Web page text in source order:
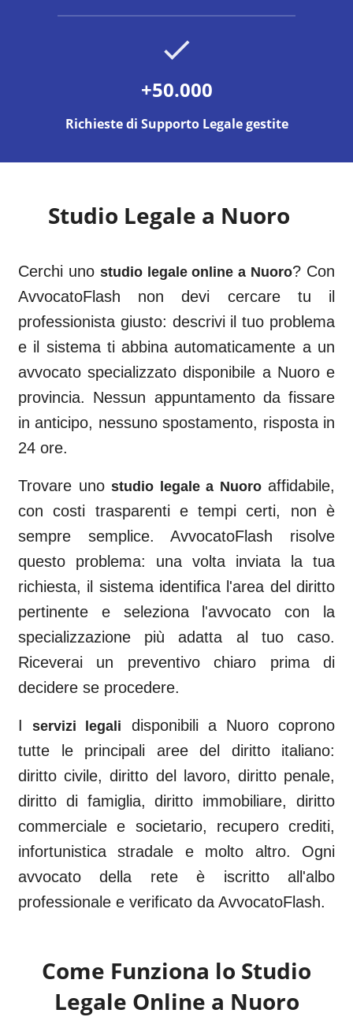
+50.000
Richieste di Supporto Legale gestite
Studio Legale a Nuoro
Cerchi uno studio legale online a Nuoro? Con
AvvocatoFlash non devi cercare tu il
professionista giusto: descrivi il tuo problema
e il sistema ti abbina automaticamente a un
avvocato specializzato disponibile a Nuoroe
provincia. Nessun appuntamento da fissare
in anticipo, nessuno spostamento, risposta in
24 ore.
Trovare uno studio legale a Nuoro affidabile,
con costi trasparenti e tempi certi, non è
sempre semplice. AvvocatoFlash risolve
questo problema: una volta inviata la tua
richiesta, il sistema identifica l'area del diritto
pertinente e seleziona l'avvocato con la
specializzazione più adatta al tuo caso.
Riceverai un preventivo chiaro prima di
decidere se procedere.
Iservizi legali disponibili a Nuorocoprono
tutte le principali aree del diritto italiano:
diritto civile, diritto del lavoro, diritto penale,
diritto di famiglia, diritto immobiliare, diritto
commerciale e societario, recupero crediti,
infortunistica stradale e molto altro. Ogni
avvocato della rete è iscritto all'albo
professionale e verificato da AvvocatoFlash.
Come Funziona lo Studio
Legale Online a Nuoro